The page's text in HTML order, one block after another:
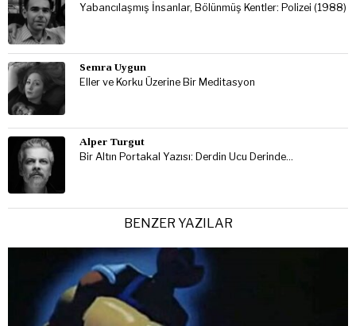
Yabancılaşmış İnsanlar, Bölünmüş Kentler: Polizei (1988)
Semra Uygun
Eller ve Korku Üzerine Bir Meditasyon
Alper Turgut
Bir Altın Portakal Yazısı: Derdin Ucu Derinde…
BENZER YAZILAR